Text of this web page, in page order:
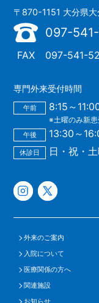
〒870-1151 大分県
097-541-
FAX 097-541-
専門外来受付時間
午前 8:15～
※土曜のみ新
午後 13:30～
休診日 日・祝・
外来のご案内
入院について
医療関係の方へ
関連施設